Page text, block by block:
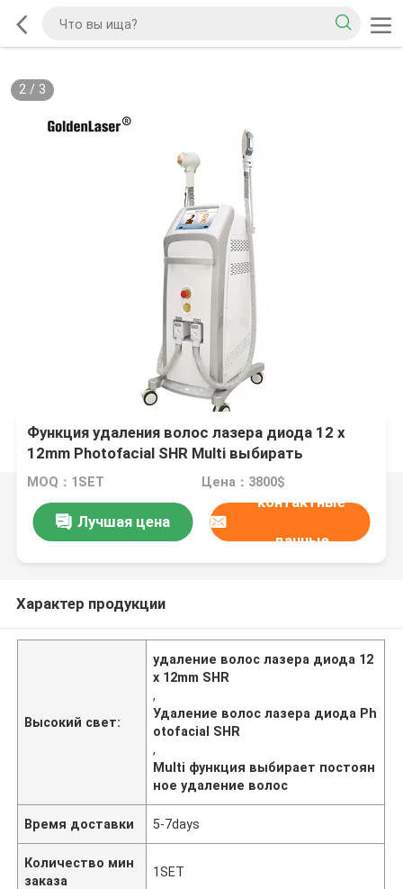
2/ 3
Функция удаления волос лазера диода 12 x
12mm Photofacial SHR Multi выбирать
постоянная машина
MOQ：1SET Цена：3800$
Лучшая цена
контактные
данные
Характер продукции
Высокий свет:
удаление волос лазера диода 12
x 12mm SHR
,
Удаление волос лазера диода Ph
otofacial SHR
,
Multi функция выбирает постоян
ное удаление волос
Время доставки 5-7days
Количество мин
заказа
1SET